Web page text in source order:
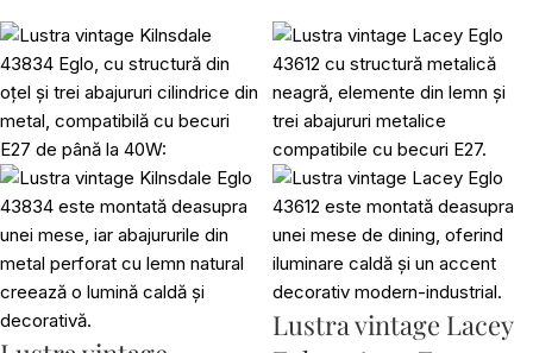
Lustra vintage Lacey